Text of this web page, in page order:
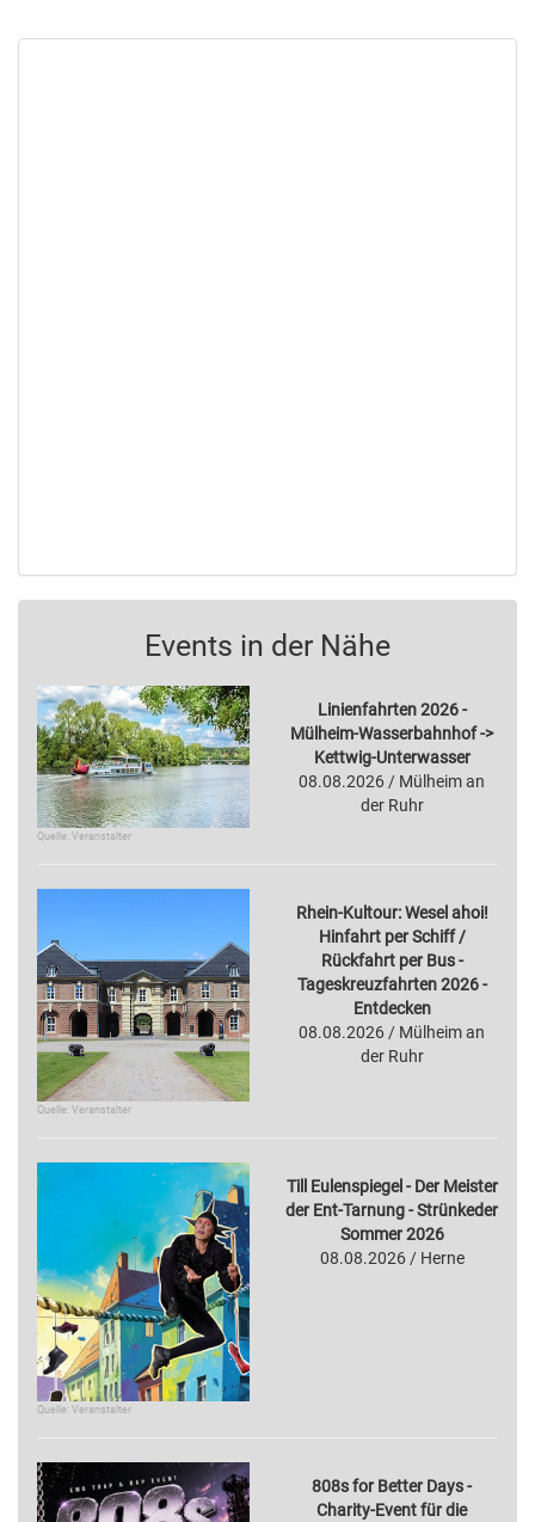
Events in der Nähe
Quelle: Veranstalter
Linienfahrten 2026 -
Mülheim-Wasserbahnhof ->
Kettwig-Unterwasser
08.08.2026 / Mülheim an
der Ruhr
Quelle: Veranstalter
Rhein-Kultour: Wesel ahoi!
Hinfahrt per Schiff /
Rückfahrt per Bus -
Tageskreuzfahrten 2026 -
Entdecken
08.08.2026 / Mülheim an
der Ruhr
Quelle: Veranstalter
Till Eulenspiegel - Der Meister
der Ent-Tarnung - Strünkeder
Sommer 2026
08.08.2026 / Herne
808s for Better Days -
Charity-Event für die